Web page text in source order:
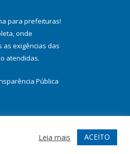
para prefeituras!
onde
as exigências das
atendidas.
Pública
Acessar Webmail
Leia mais ACEITO